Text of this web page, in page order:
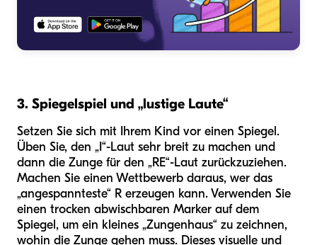
3. Spiegelspiel und „lustige Laute“
Setzen Sie sich mit Ihrem Kind vor einen Spiegel.
Üben Sie, den „I“-Laut sehr breit zu machen und
dann die Zunge für den „RE“-Laut zurückzuziehen.
Machen Sie einen Wettbewerb daraus, wer das
„angespannteste“ R erzeugen kann. Verwenden Sie
einen trocken abwischbaren Marker auf dem
Spiegel, um ein kleines „Zungenhaus“ zu zeichnen,
wohin die Zunge gehen muss. Dieses visuelle und